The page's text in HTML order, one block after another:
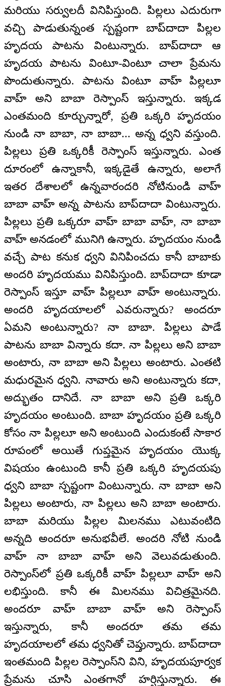
మరియు సర్వులదీ వినిపిస్తుంది. పిల్లలు ఎదురుగా
వచ్చి పాడుతున్నంత స్పష్టంగా బాప్‌దాదా పిల్లల
హృదయ పాటను వింటున్నారు. బాప్‌దాదా ఆ
హృదయ పాటను వింటూ-వింటూ చాలా ప్రేమను
పొందుతున్నారు. పాటను వింటూ వాహ్ పిల్లలూ
వాహ్ అని బాబా రెస్పాంస్ ఇస్తున్నారు. ఇక్కడ
ఎంతమంది కూర్చున్నారో, ప్రతి ఒక్కరి హృదయం
నుండి నా బాబా, నా బాబా... అన్న ధ్వని వస్తుంది.
పిల్లలు ప్రతి ఒక్కరికీ రెస్పాంస్ ఇస్తున్నారు. ఎంత
దూరంలో ఉన్నాకానీ, ఇక్కడైతే ఉన్నారు, అలాగే
ఇతర దేశాలలో ఉన్నవారందరి నోటినుండి వాహ్
బాబా వాహ్ అన్న పాటను బాప్‌దాదా వింటున్నారు.
పిల్లలు ప్రతి ఒక్కరూ వాహ్ బాబా వాహ్, నా బాబా
వాహ్ అనడంలో మునిగి ఉన్నారు. హృదయం నుండి
వచ్చే పాట కనుక ధ్వని వినిపించదు కానీ బాబాకు
అందరి హృదయము వినిపిస్తుంది. బాప్‌దాదా కూడా
రెస్పాంస్ ఇస్తూ వాహ్ పిల్లలూ వాహ్ అంటున్నారు.
అందరి హృదయాలలో ఎవరున్నారు? అందరూ
ఏమని అంటున్నారు? నా బాబా. పిల్లలు పాడే
పాటను బాబా విన్నారు కదా. నా పిల్లలు అని బాబా
అంటారు, నా బాబా అని పిల్లలు అంటారు. ఎంతటి
మధురమైన ధ్వని. నావారు అని అంటున్నారు కదా,
అద్భుతం దానిదే. నా బాబా అని ప్రతి ఒక్కరి
హృదయం అంటుంది. బాబా హృదయం ప్రతి ఒక్కరి
కోసం నా పిల్లలూ అని అంటుంది ఎందుకంటే సాకార
రూపంలో అయితే గుప్తమైన హృదయం యొక్క
విషయం ఉంటుంది కానీ ప్రతి ఒక్కరి హృదయపు
ధ్వని బాబా స్పష్టంగా వింటున్నారు. నా బాబా అని
పిల్లలు అంటారు, నా పిల్లలు అని బాబా అంటారు.
బాబా మరియు పిల్లల మిలనము ఎటువంటిది
అన్నది అందరూ అనుభవీలే. అందరి నోటి నుండి
వాహ్ నా బాబా వాహ్ అని వెలువడుతుంది.
రెస్పాంస్‌లో ప్రతి ఒక్కరికీ వాహ్ పిల్లలూ వాహ్ అని
లభిస్తుంది. కానీ ఈ మిలనము విచిత్రమైనది.
అందరూ వాహ్ బాబా వాహ్ అని రెస్పాంస్
ఇస్తున్నారు, కానీ అందరూ తమ తమ
హృదయాలలో తమ ధ్వనితో చెప్తున్నారు. బాప్‌దాదా
ఇంతమంది పిల్లల రెస్పాంస్‌ని విని, హృదయపూర్వక
ప్రేమను చూసి ఎంతగానో హర్షిస్తున్నారు. ఈ